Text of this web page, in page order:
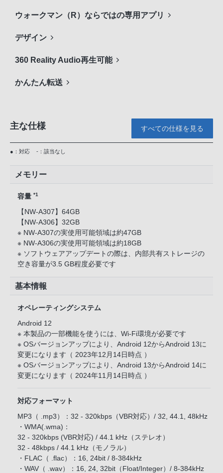
ウォークマン（R）ならではの専用アプリ
デザイン
360 Reality Audio再生可能
かんたん転送
主な仕様 すべての仕様を見る
●：対応 -：該当なし
メモリー
容量 *1
【NW-A307】64GB
【NW-A306】32GB
※ NW-A307の実使用可能領域は約47GB
※ NW-A306の実使用可能領域は約18GB
※ ソフトウェアアップデートの際は、内部共有ストレージの
空き容量が3.5 GB程度必要です
基本情報
オペレーティングシステム
Android 12
※ 本製品の一部機能を使うには、Wi-Fi環境が必要です
※ OSバージョンアップにより、Android 12からAndroid 13に
変更になります（ 2023年12月14日時点 ）
※ OSバージョンアップにより、Android 13からAndroid 14に
変更になります（ 2024年11月14日時点 ）
対応フォーマット
MP3（ .mp3）：32 - 320kbps（VBR対応）/ 32, 44.1, 48kHz
・WMA(.wma)：
32 - 320kbps (VBR対応) / 44.1 kHz（ステレオ）
32 - 48kbps / 44.1 kHz（モノラル）
・FLAC（ .flac）：16, 24bit / 8-384kHz
・WAV（ .wav）：16, 24, 32bit（Float/Integer）/ 8-384kHz